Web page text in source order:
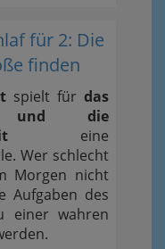
für 2: Die
finden
spielt für das
und die
eine
Wer schlecht
Morgen nicht
Aufgaben des
einer wahren